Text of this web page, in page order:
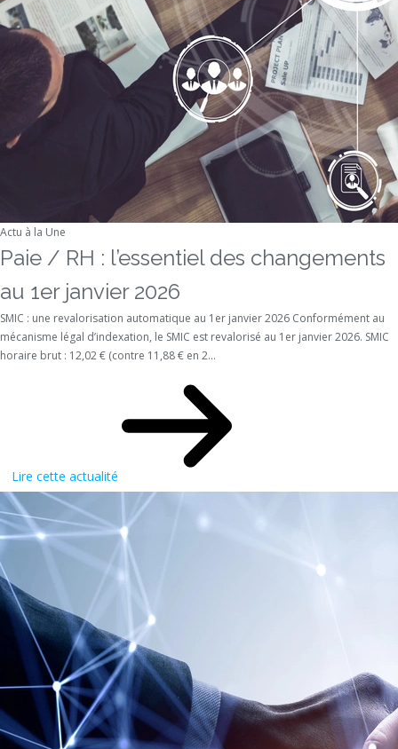
Actu à la Une
Paie / RH : l’essentiel des changements
au 1er janvier 2026
SMIC : une revalorisation automatique au 1er janvier 2026 Conformément au
mécanisme légal d’indexation, le SMIC est revalorisé au 1er janvier 2026. SMIC
horaire brut : 12,02 € (contre 11,88 € en 2...
Lire cette actualité